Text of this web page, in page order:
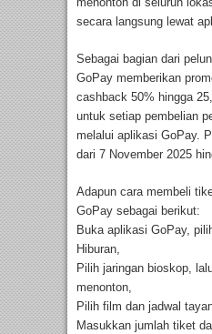
secara langsung lewat
Sebagai bagian dari
GoPay memberikan
cashback 50% hingga
untuk setiap pembelian
melalui aplikasi GoPay.
dari 7 November 2025
Adapun cara membeli
GoPay sebagai berikut:
Buka aplikasi GoPay,
Hiburan,
Pilih jaringan bioskop,
menonton,
Pilih film dan jadwal
Masukkan jumlah tiket